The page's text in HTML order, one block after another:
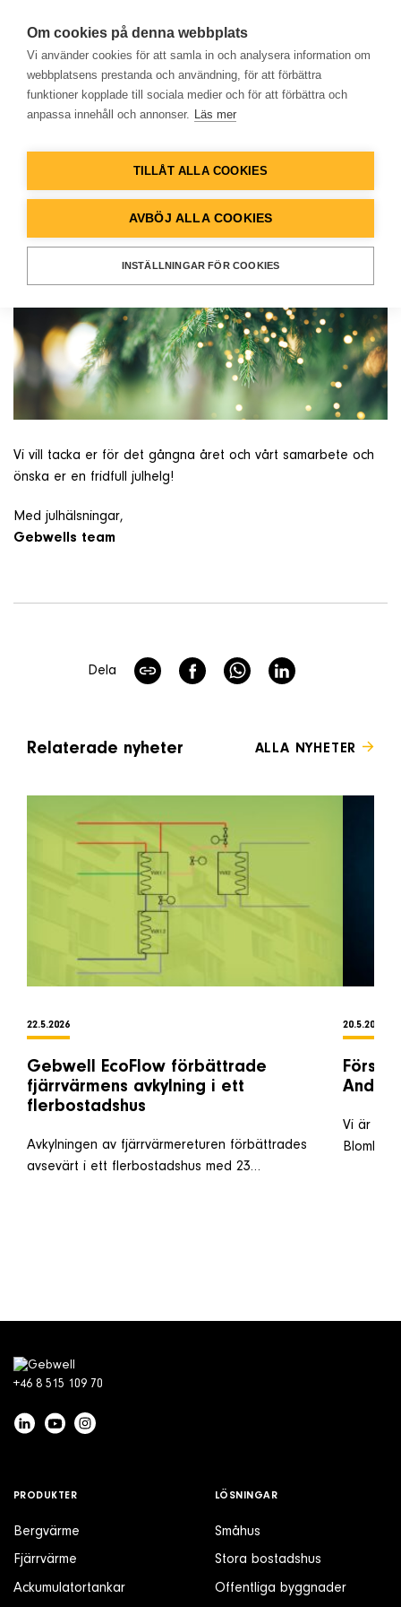
Hem
Lösningar
Databank
Om företaget
Kontakt & Support
NYHETER
God jul och ett
framgångsrikt nytt år!
Vi vill tacka er för det gångna året och vårt samarbete och
önska er en fridfull julhelg!
Med julhälsningar,
Gebwells team
Dela
Relaterade nyheter ALLA NYHETER
22.5.2026
Gebwell EcoFlow förbättrade
fjärrvärmens avkylning i ett
flerbostadshus
Avkylningen av fjärrvärmereturen förbättrades
avsevärt i ett flerbostadshus med 23…
20.5.2026
Vi är
+46 8 515 109 70
PRODUKTER
Bergvärme
Fjärrvärme
Ackumulatortankar
LÖSNINGAR
Småhus
Stora bostadshus
Offentliga byggnader
Om cookies på denna webbplats
Vi använder cookies för att samla in och analysera information om
webbplatsens prestanda och användning, för att förbättra
funktioner kopplade till sociala medier och för att förbättra och
anpassa innehåll och annonser. Läs mer
TILLÅT ALLA COOKIES
AVBÖJ ALLA COOKIES
INSTÄLLNINGAR FÖR COOKIES